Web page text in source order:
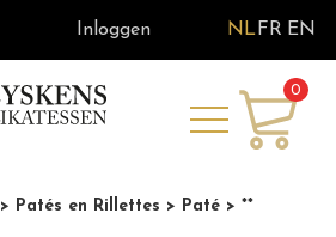
Inloggen NL FR EN
0
> Patés en Rillettes > Paté > **